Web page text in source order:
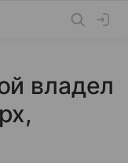
владел